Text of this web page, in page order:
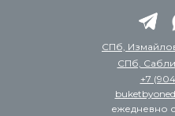
+7
ежедневно
СПб,
СПб,